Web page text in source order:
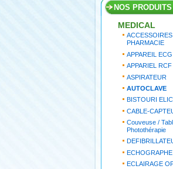
NOS PRODUITS
MEDICAL
PHARMACIE
APPAREIL ECG
APPARIEL RCF
ASPIRATEUR
AUTOCLAVE
BISTOURI
CABLE-
Couveuse /
Photothérapie
ECHOGRAPHE
ECLAIRAGE